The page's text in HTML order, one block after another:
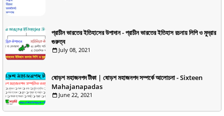
প্রাচীন ভারতের ইতিহাসের উপাদান - প্রাচীন ভারতের ইতিহাস রচনায় লিপি ও মুদ্রার
গুরুত্ব
July 08, 2021
ষোড়শ মহাজনপদ টীকা | ষোড়শ মহাজনপদ সম্পর্কে আলোচনা - Sixteen
Mahajanapadas
June 22, 2021